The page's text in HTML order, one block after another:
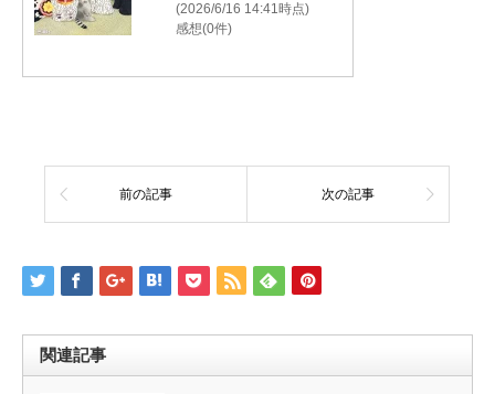
(2026/6/16 14:41時点)
感想(0件)
前の記事 次の記事
関連記事